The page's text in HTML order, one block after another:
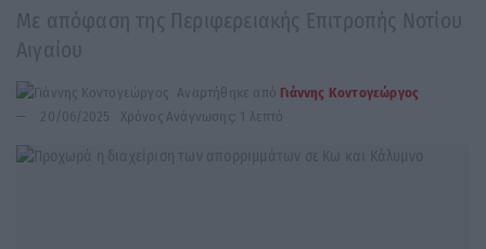
Με απόφαση της Περιφερειακής Επιτροπής Νοτίου
Αιγαίου
Αναρτήθηκε από Γιάννης Κοντογεώργος
20/06/2025
Χρόνος Ανάγνωσης: 1 λεπτό